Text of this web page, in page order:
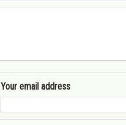
Your email address